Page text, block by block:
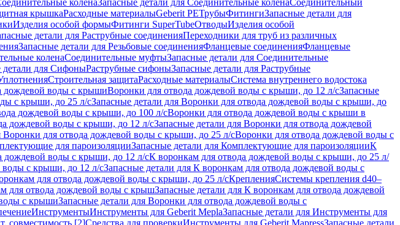
коленаЗапасные детали для Соединительные коленаСоединительный
крышкаРасходные материалыGeberit PEТрубыФитингиЗапасные детали для
Изделия особой формыФитинги SuperTubeОтводыИзделия особой
детали для Раструбные соединенияПереходники для труб из различных
Запасные детали для Резьбовые соединенияФланцевые соединенияФланцевые
коленаСоединительные муфтыЗапасные детали для Соединительные
детали для СифоныРаструбные сифоныЗапасные детали для Раструбные
Строительная защитаРасходные материалыСистема внутреннего водостока
дождевой воды с крышиВоронки для отвода дождевой воды с крыши, до 12 л/сЗапасные
с крыши, до 25 л/сЗапасные детали для Воронки для отвода дождевой воды с крыши, до
дождевой воды с крыши, до 100 л/сВоронки для отвода дождевой воды с крыши в
дождевой воды с крыши, до 12 л/сЗапасные детали для Воронки для отвода дождевой
Воронки для отвода дождевой воды с крыши, до 25 л/сВоронки для отвода дождевой воды с
для пароизоляцииЗапасные детали для Комплектующие для пароизоляцииК
дождевой воды с крыши, до 12 л/сК воронкам для отвода дождевой воды с крыши, до 25 л/
воды с крыши, до 12 л/сЗапасные детали для К воронкам для отвода дождевой воды с
для отвода дождевой воды с крыши, до 25 л/сКрепленияСистемы крепления d40–
для отвода дождевой воды с крышЗапасные детали для К воронкам для отвода дождевой
с крышиЗапасные детали для Воронки для отвода дождевой воды с
ИнструментыИнструменты для Geberit MeplaЗапасные детали для Инструменты для
совместимость [2]Средства для проверкиИнструменты для Geberit MapressЗапасные детали